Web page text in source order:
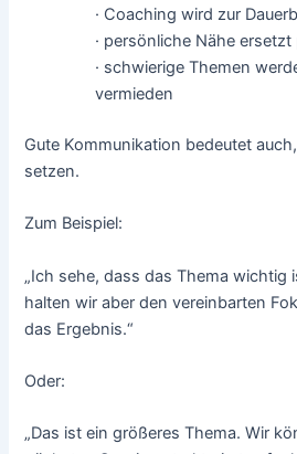
· Coaching wird zur
· persönliche Nähe
· schwierige Themen
vermieden
Gute Kommunikation bedeutet
setzen.
Zum Beispiel:
„Ich sehe, dass das Thema wichtig
halten wir aber den vereinbarten
das Ergebnis.“
Oder:
„Das ist ein größeres Thema. Wir